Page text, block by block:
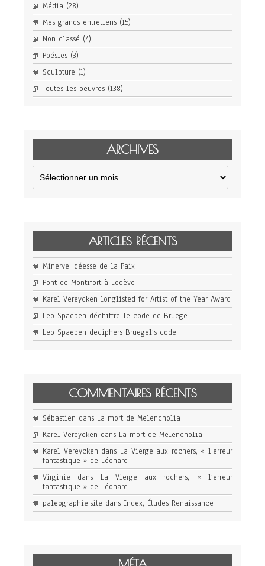
Média (28)
Mes grands entretiens (15)
Non classé (4)
Poésies (3)
Sculpture (1)
Toutes les oeuvres (138)
ARCHIVES
Archives
ARTICLES RÉCENTS
Minerve, déesse de la Paix
Pont de Montifort à Lodève
Karel Vereycken longlisted for Artist of the Year Award
Leo Spaepen déchiffre le code de Bruegel
Leo Spaepen deciphers Bruegel’s code
COMMENTAIRES RÉCENTS
Sébastien dans La mort de Melencholia
Karel Vereycken dans La mort de Melencholia
Karel Vereycken dans La Vierge aux rochers, « l’erreur
fantastique » de Léonard
Virginie dans La Vierge aux rochers, « l’erreur
fantastique » de Léonard
paleographie.site dans Index, Études Renaissance